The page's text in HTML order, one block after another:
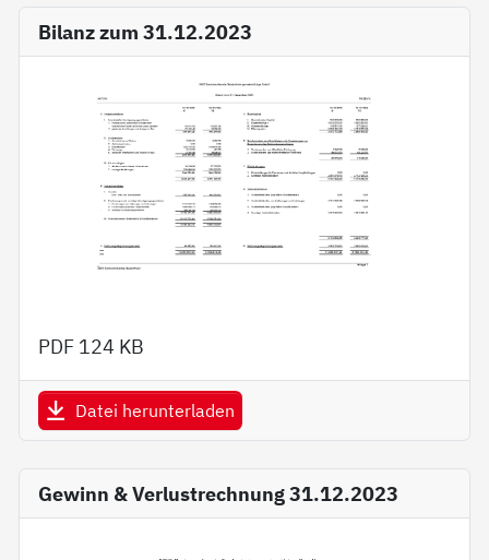
Bilanz zum 31.12.2023
PDF 124 KB
Datei herunterladen
Gewinn & Verlustrechnung 31.12.2023